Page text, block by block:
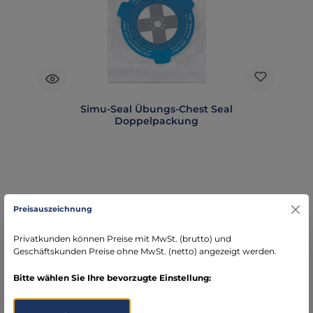
Simu-Seal Übungs-Chest Seal
Doppelpackung
In den Warenkorb
Preisauszeichnung
Privatkunden können Preise mit MwSt. (brutto) und
Geschäftskunden Preise ohne MwSt. (netto) angezeigt werden.
Bitte wählen Sie Ihre bevorzugte Einstellung: